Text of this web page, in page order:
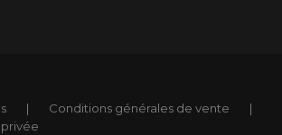
| Conditions générales de vente
|